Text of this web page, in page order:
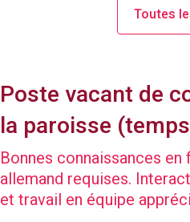
Toutes
Poste vacant de
la paroisse
Bonnes connaissances en
allemand requises.
et travail en équipe